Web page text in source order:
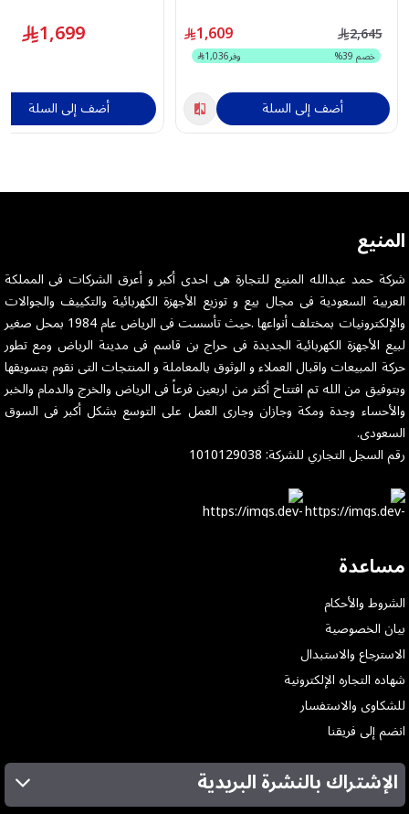
1,609 2,645
خصم39
% وفر1,036
أضف إلى السلة
فاتح، غطاء لوحة مفاتيح
سماعات أذن لاسلكية
1,699
أضف إلى السلة
المنيع
شركة حمد عبدالله المنيع للتجارة هى احدى أكبر و أعرق الشركات فى المملكة
العربية السعودية فى مجال بيع و توزيع الأجهزة الكهربائية والتكييف والجوالات
والإلكترونيات بمختلف أنواعها .حيث تأسست فى الرياض عام 1984 بمحل صغير
لبيع الأجهزة الكهربائية الجديدة فى حراج بن قاسم فى مدينة الرياض ومع تطور
حركة المبيعات واقبال العملاء و الوثوق بالمعاملة و المنتجات التى نقوم بتسويقها
وبتوفيق من الله تم افتتاح أكثر من اربعين فرعاً فى الرياض والخرج والدمام والخبر
والأحساء وجدة ومكة وجازان وجارى العمل على التوسع بشكل أكبر فى السوق
السعودى.
رقم السجل التجاري للشركة: 1010129038
مساعدة
الشروط والأحكام
بيان الخصوصية
الاسترجاع والاستبدال
شهاده التجاره الإلكترونية
للشكاوى والاستفسار
انضم إلى فريقنا
الإشتراك بالنشرة البريدية